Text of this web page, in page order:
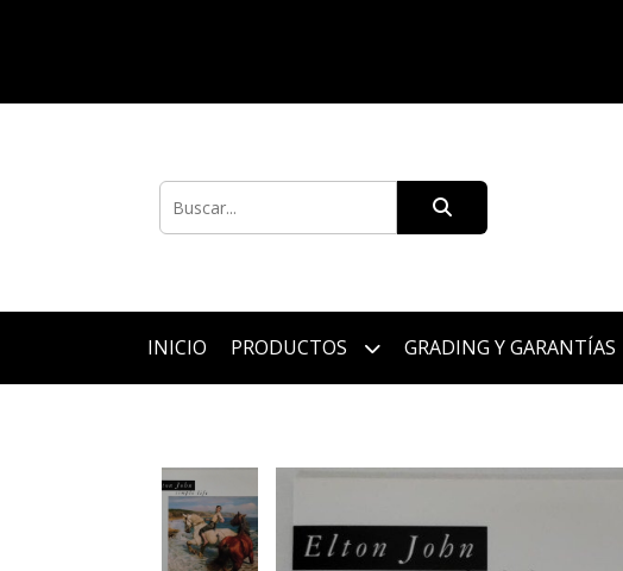
INICIO PRODUCTOS GRADING Y GARANTÍAS